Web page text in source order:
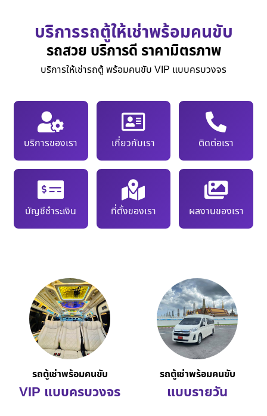
บริการรถตู้ให้เช่าพร้อมคนขับ
รถสวย บริการดี ราคามิตรภาพ
บริการให้เช่ารถตู้ พร้อมคนขับ VIP แบบครบวงจร
บริการของเรา เกี่ยวกับเรา ติดต่อเรา
บัญชีชำระเงิน ที่ตั้งของเรา ผลงานของเรา
รถตู้เช่าพร้อมคนขับ
VIP แบบครบวงจร
รถตู้เช่าพร้อมคนขับ
แบบรายวัน